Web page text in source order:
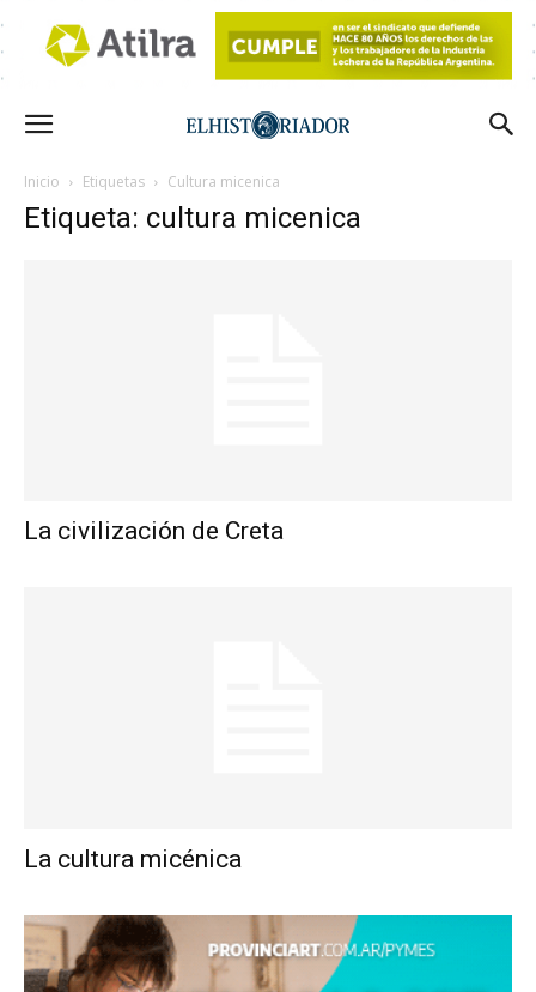
Inicio Etiquetas Cultura micenica
Etiqueta: cultura micenica
La civilización de Creta
La cultura micénica